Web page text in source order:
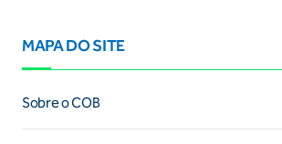
MAPA DO SITE
Sobre o COB